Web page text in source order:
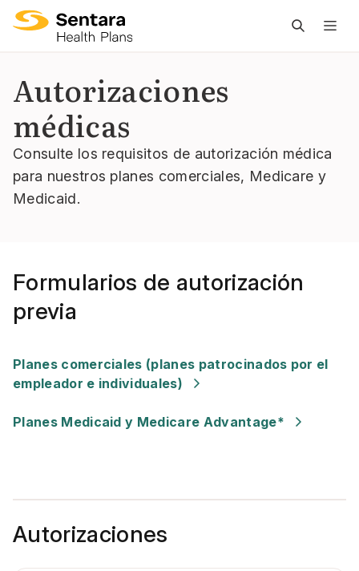
Autorizaciones
médicas
Consulte los requisitos de autorización médica
para nuestros planes comerciales, Medicare y
Medicaid.
Formularios de autorización
previa
Planes comerciales (planes patrocinados por el
empleador e individuales)
Planes Medicaid y Medicare Advantage*
Autorizaciones